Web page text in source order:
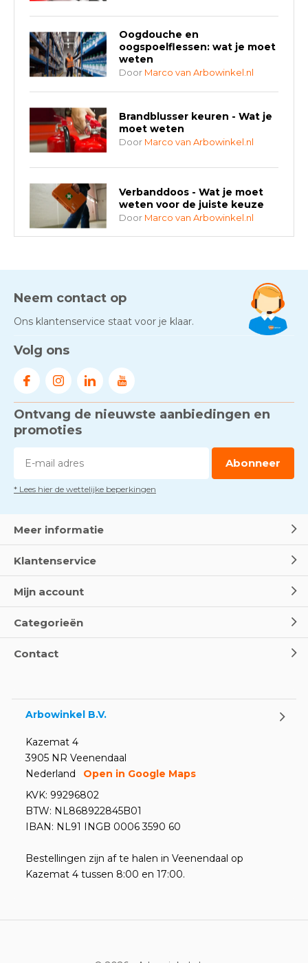
Oogdouche en
oogspoelflessen: wat je moet
weten
Door Marco van Arbowinkel.nl
Brandblusser keuren - Wat je
moet weten
Door Marco van Arbowinkel.nl
Verbanddoos - Wat je moet
weten voor de juiste keuze
Door Marco van Arbowinkel.nl
AED-apparaten - Welke past
Door Marco van Arbowinkel.nl
Door
Voorkom brand met
rookmelders, hittemelders en
DoorMarco van Arbowinkel.nl
Dag van de BHV - Als elke
Oogspoel flessen en
Neem contact op
Ons klantenservice staat voor je klaar.
Volg ons
Ontvang de nieuwste aanbiedingen en
promoties
Abonneer
* Lees hier de wettelijke beperkingen
Meer informatie
Klantenservice
Mijn account
Categorieën
Contact
Arbowinkel B.V.
Kazemat 4
3905 NR Veenendaal
Nederland
Open in Google Maps
KVK: 99296802
BTW: NL868922845B01
IBAN: NL91 INGB 0006 3590 60
Bestellingen zijn af te halen in Veenendaal op
Kazemat 4 tussen 8:00 en 17:00.